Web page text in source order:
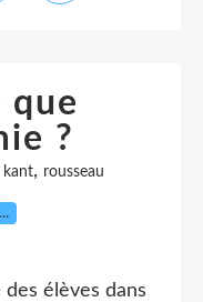
que
?
kant, rousseau
…
élèves dans